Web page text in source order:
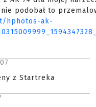
podobał to
hphotos-ak-
z Startreka